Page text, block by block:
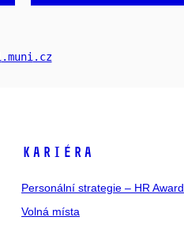
.muni .cz
KARIÉRA
Personální strategie – HR Award
Volná místa